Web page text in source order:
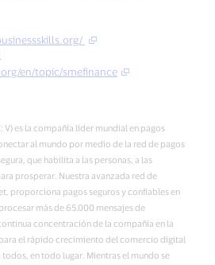
en/topic/smefinance
V) es la compañía líder mundial en pagos
al mundo por medio de la red de pagos
que habilita a las personas, a las
prosperar. Nuestra avanzada red de
proporciona pagos seguros y confiables en
más de 65.000 mensajes de
concentración de la compañía en la
el rápido crecimiento del comercio digital
en todo lugar. Mientras el mundo se